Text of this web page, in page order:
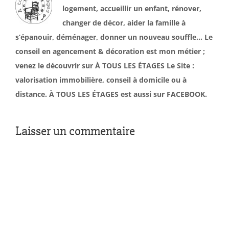
logement, accueillir un enfant, rénover,
changer de décor, aider la famille à
s’épanouir, déménager, donner un nouveau souffle… Le
conseil en agencement & décoration est mon métier ;
venez le découvrir sur À TOUS LES ÉTAGES Le Site :
valorisation immobilière, conseil à domicile ou à
distance. À TOUS LES ÉTAGES est aussi sur FACEBOOK.
Laisser un commentaire